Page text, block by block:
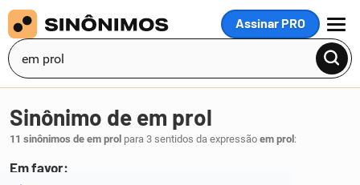
Assinar PRO
MENU
Sinônimo de em prol
11 sinônimos de em prol para 3 sentidos da expressão em prol :
Em favor: